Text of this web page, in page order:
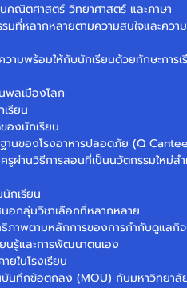
คณิตศาสตร์ วิทยาศาสตร์ และภาษา
มที่หลากหลายตามความสนใจและควา
ามพร้อมให้กับนักเรียนด้วยทักษะการเ
ลเมืองโลก
รียน
องนักเรียน
านของโรงอาหารปลอดภัย (Q
ผ่านวิธีการสอนที่เป็นนวัตกรรมใหม่ส
กเรียน
กลุ่มวิชาเลือกที่หลากหลาย
ภาพตามหลักการของการกำกับดูแลกิ
นรู้และการพัฒนาตนเอง
ยในโรงเรียน
บันทึกข้อตกลง (MOU) กับมหาวิทยาลั